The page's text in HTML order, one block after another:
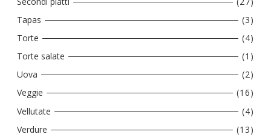
Tapas
(3)
Torte
(4)
Torte salate
(1)
Uova
(2)
Veggie
(16)
Vellutate
(4)
Verdure
(13)